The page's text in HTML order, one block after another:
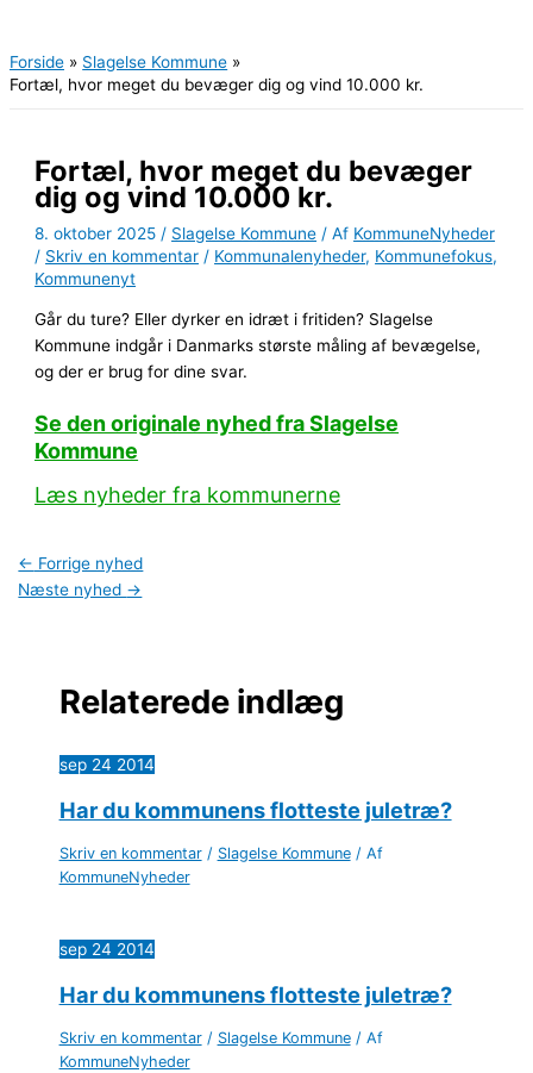
Forside
Slagelse Kommune
Fortæl, hvor meget du bevæger dig og vind 10.000 kr.
Fortæl, hvor meget du bevæger
dig og vind 10.000 kr.
8. oktober 2025 / Slagelse Kommune / Af KommuneNyheder
/ Skriv en kommentar / Kommunalenyheder, Kommunefokus,
Kommunenyt
Går du ture? Eller dyrker en idræt i fritiden? Slagelse
Kommune indgår i Danmarks største måling af bevægelse,
og der er brug for dine svar.
Se den originale nyhed fra Slagelse
Kommune
Læs nyheder fra kommunerne
← Forrige nyhed
Næste nyhed →
Relaterede indlæg
sep 24 2014
Har du kommunens flotteste juletræ?
Skriv en kommentar / Slagelse Kommune/ Af
KommuneNyheder
sep 24 2014
Har du kommunens flotteste juletræ?
Skriv en kommentar / Slagelse Kommune/ Af
KommuneNyheder